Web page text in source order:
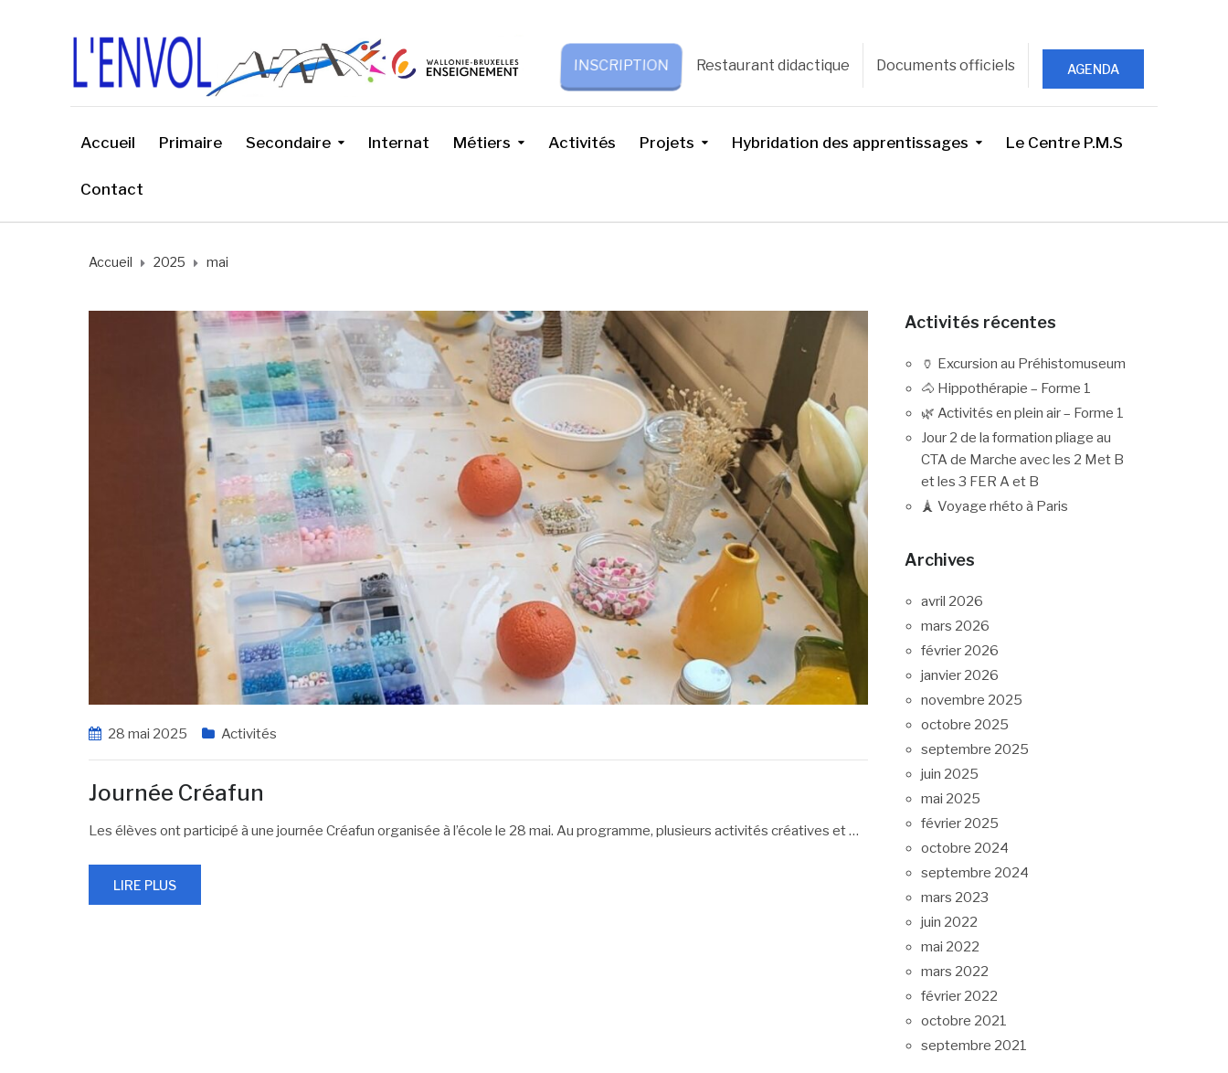
AGENDA
INSCRIPTION Restaurant didactique Documents officiels
Accueil Primaire Secondaire Internat Métiers Activités Projets Hybridation des apprentissages Le Centre P.M.S
Contact
Accueil 2025 mai
28 mai 2025 Activités
Journée Créafun
Les élèves ont participé à une journée Créafun organisée à l’école le 28 mai. Au programme, plusieurs activités créatives et…
LIRE PLUS
Activités récentes
🏺 Excursion au Préhistomuseum
🐴 Hippothérapie – Forme 1
🌿 Activités en plein air – Forme 1
Jour 2 de la formation pliage au
CTA de Marche avec les 2 Met B
et les 3 FER A et B
🗼 Voyage rhéto à Paris
Archives
avril 2026
mars 2026
février 2026
janvier 2026
novembre 2025
octobre 2025
septembre 2025
juin 2025
mai 2025
février 2025
octobre 2024
septembre 2024
mars 2023
juin 2022
mai 2022
mars 2022
février 2022
octobre 2021
septembre 2021